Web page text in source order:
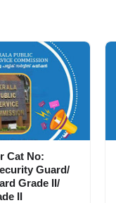
Cat No:
Guard/
Grade II/
II